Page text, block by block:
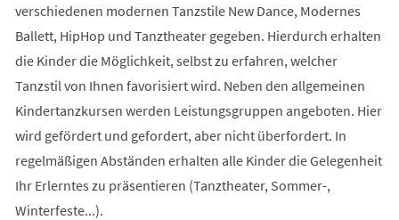
verschiedenen modernen Tanzstile New Dance, Modernes
Ballett, HipHop und Tanztheater gegeben. Hierdurch erhalten
die Kinder die Möglichkeit, selbst zu erfahren, welcher
Tanzstil von Ihnen favorisiert wird. Neben den allgemeinen
Kindertanzkursen werden Leistungsgruppen angeboten. Hier
wird gefördert und gefordert, aber nicht überfordert. In
regelmäßigen Abständen erhalten alle Kinder die Gelegenheit
Ihr Erlerntes zu präsentieren (Tanztheater, Sommer-,
Winterfeste...).